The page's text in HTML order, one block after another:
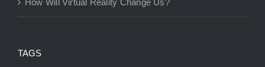
How Will Virtual Reality Change Us?
TAGS